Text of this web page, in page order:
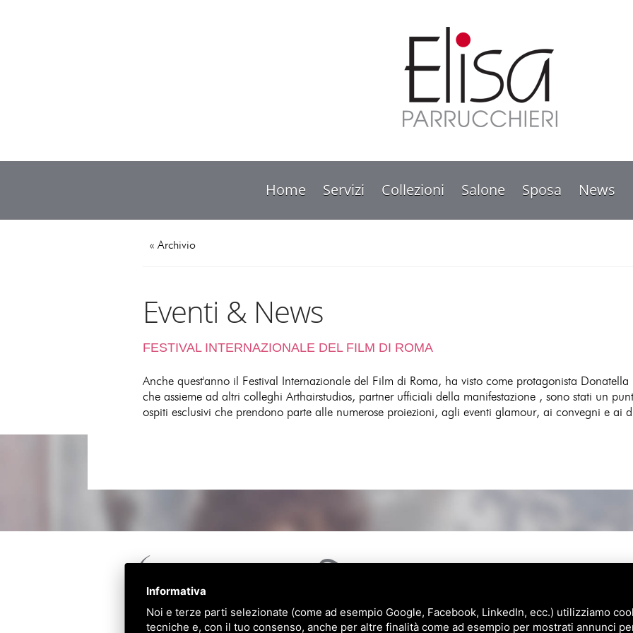
Home Servizi Collezioni Salone Sposa News
« Archivio
Eventi & News
FESTIVAL INTERNAZIONALE DEL FILM DI ROMA
Anche quest'anno il Festival Internazionale del Film di Roma, ha visto come protagonista
che assieme ad altri colleghi Arthairstudios, partner ufficiali della manifestazione , sono stati un
ospiti esclusivi che prendono parte alle numerose proiezioni, agli eventi glamour, ai convegni e ai
Informativa
Noi e terze parti selezionate (come ad esempio Google, Facebook, LinkedIn, ecc.) utilizziamo
tecniche e, con il tuo consenso, anche per altre finalità come ad esempio per mostrati annunci